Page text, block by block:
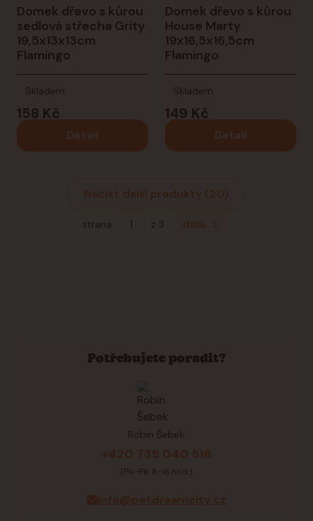
Domek dřevo s kůrou
sedlová střecha Grity
19,5x13x13cm
Flamingo
158 Kč
Skladem
Detail
Domek dřevo s kůrou
House Marty
19x16,5x16,5cm
Flamingo
149 Kč
Skladem
Detail
Načíst další produkty (20)
strana z 3 další
Potřebujete poradit?
Robin Šebek
+420 739 040 516
(Po-Pá, 8-16 hod.)
info@petdreamcity.cz